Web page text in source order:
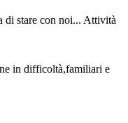
di stare con noi... Attività
in difficoltà,familiari e